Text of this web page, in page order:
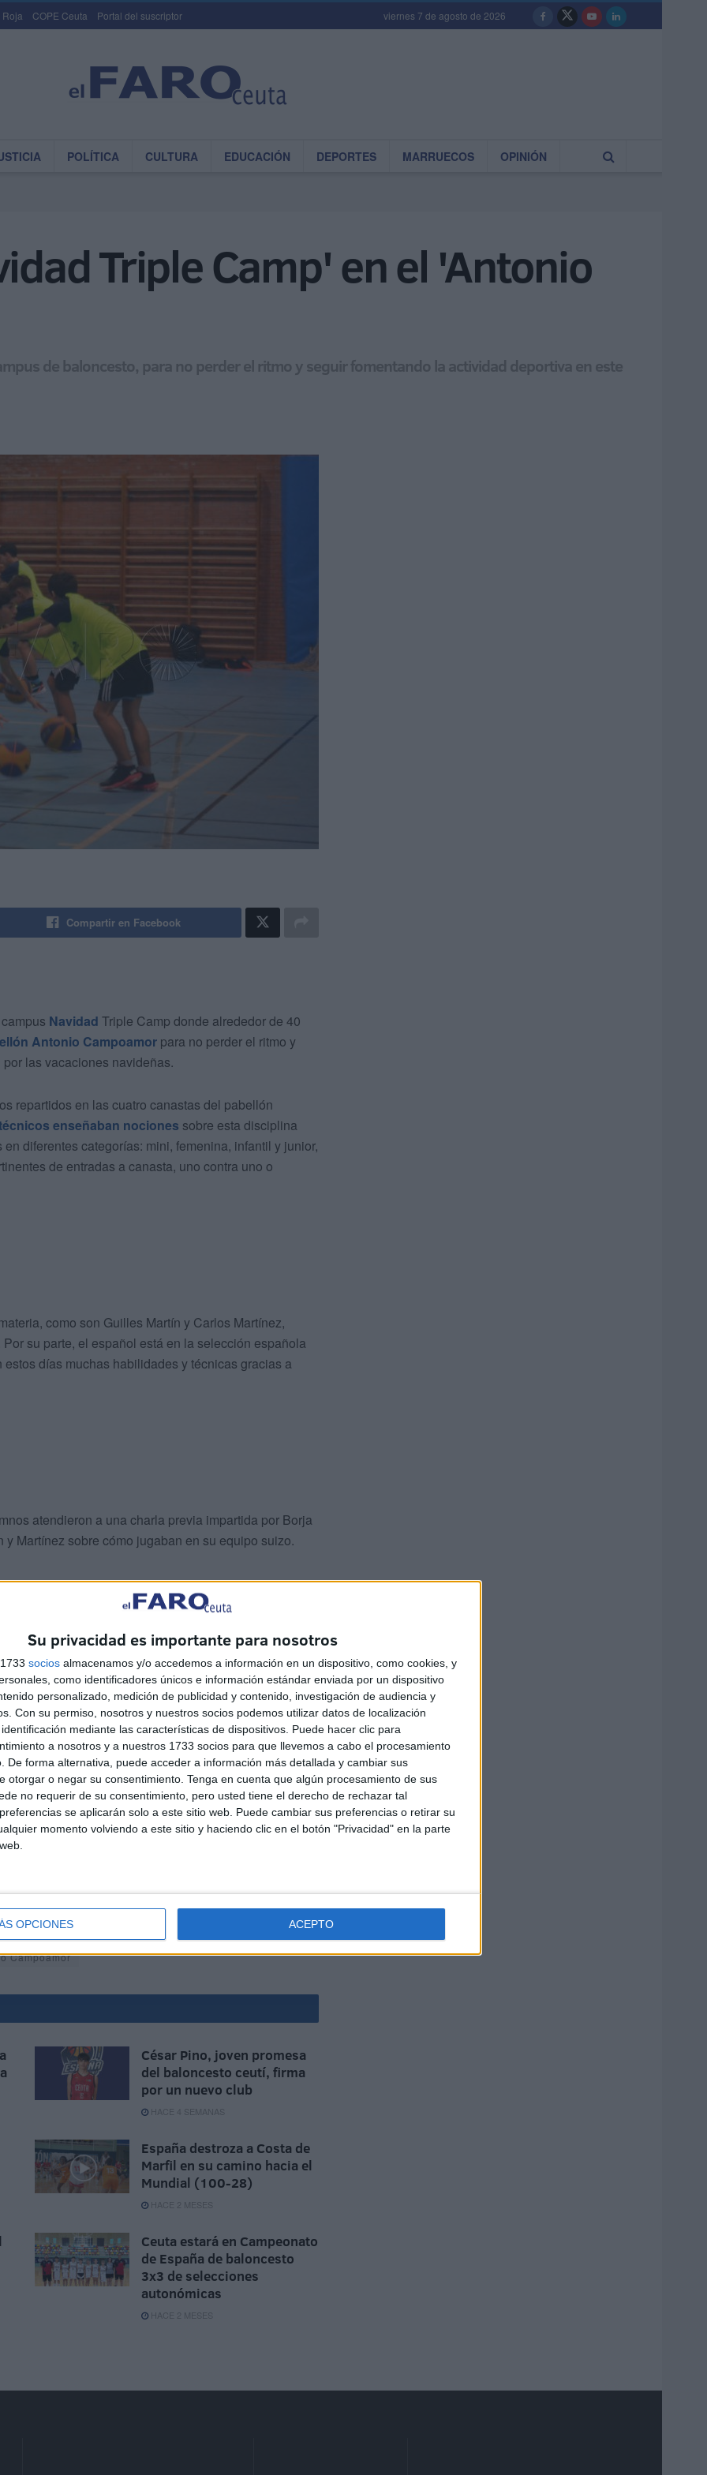
Su privacidad es importante para nosotros
socios almacenamos y/o accedemos a información en un dispositivo, como cookies, y
como identificadores únicos e información estándar enviada por un dispositivo
personalizado, medición de publicidad y contenido, investigación de audiencia y
Con su permiso, nosotros y nuestros socios podemos utilizar datos de localización
mediante las características de dispositivos. Puede hacer clic para
a nosotros y a nuestros 1733 socios para que llevemos a cabo el procesamiento
De forma alternativa, puede acceder a información más detallada y cambiar sus
otorgar o negar su consentimiento. Tenga en cuenta que algún procesamiento de sus
no requerir de su consentimiento, pero usted tiene el derecho de rechazar tal
se aplicarán solo a este sitio web. Puede cambiar sus preferencias o retirar su
momento volviendo a este sitio y haciendo clic en el botón "Privacidad" en la parte
OPCIONES ACEPTO
Roja COPE Ceuta Portal del suscriptor viernes 7 de agosto de 2026
POLÍTICA CULTURA EDUCACIÓN DEPORTES MARRUECOS OPINIÓN
Triple Camp' en el 'Antonio
de baloncesto, para no perder el ritmo y seguir fomentando la actividad deportiva en este
Compartir en Facebook
Navidad Triple Camp donde alrededor de 40
Antonio Campoamor para no perder el ritmo y
las vacaciones navideñas.
repartidos en las cuatro canastas del pabellón
enseñaban nociones sobre esta disciplina
diferentes categorías: mini, femenina, infantil y junior,
de entradas a canasta, uno contra uno o
como son Guilles Martín y Carlos Martínez,
su parte, el español está en la selección española
días muchas habilidades y técnicas gracias a
atendieron a una charla previa impartida por Borja
Martínez sobre cómo jugaban en su equipo suizo.
hizo lo propio con el infantil. El primero estuvo con los
a canasta. Por su parte, el segundo, estuvo con los
nuevos ejercicios para libarse del rival donde
de los profesionales.
ya que hasta el 30 de diciembre los jugadores
favorito y no perder el ritmo para la vuelta de la
Campoamor
César Pino, joven promesa
del baloncesto ceutí, firma
por un nuevo club
HACE 4 SEMANAS
España destroza a Costa de
Marfil en su camino hacia el
Mundial (100-28)
HACE 2 MESES
Ceuta estará en Campeonato
de España de baloncesto
3x3 de selecciones
autonómicas
HACE 2 MESES